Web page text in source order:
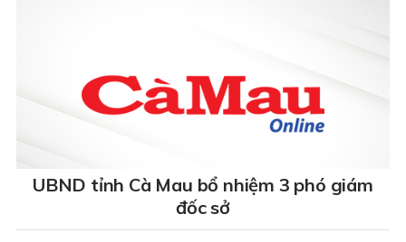
UBND tỉnh Cà Mau bổ nhiệm 3 phó giám
đốc sở